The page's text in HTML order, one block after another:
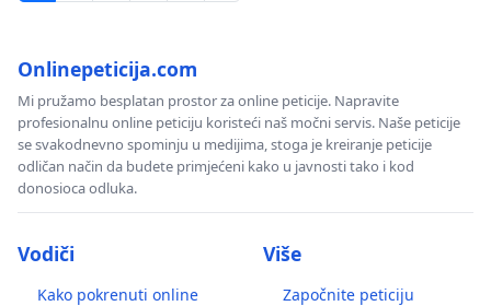
Onlinepeticija.com
Mi pružamo besplatan prostor za online peticije. Napravite
profesionalnu online peticiju koristeći naš močni servis. Naše peticije
se svakodnevno spominju u medijima, stoga je kreiranje peticije
odličan način da budete primjećeni kako u javnosti tako i kod
donosioca odluka.
Vodiči
Kako pokrenuti online
Više
Započnite peticiju